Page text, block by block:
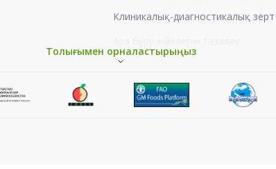
Клиникалық-диагностикалық
Жұмыс орындарын аттестаттау
Гигиеналық оқыту
Толығымен орналастырыңыз